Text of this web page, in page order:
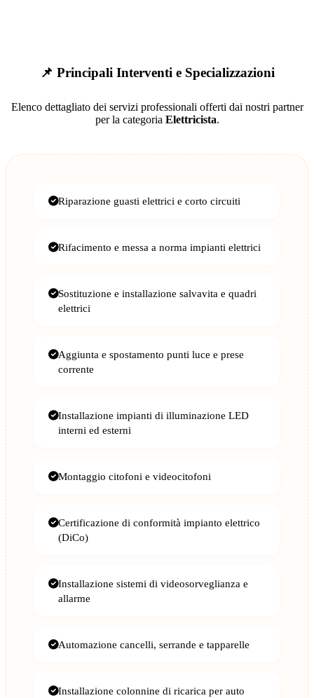
📌 Principali Interventi e Specializzazioni
Elenco dettagliato dei servizi professionali offerti dai nostri partner
per la categoria Elettricista.
Riparazione guasti elettrici e corto circuiti
Rifacimento e messa a norma impianti elettrici
Sostituzione e installazione salvavita e quadri
elettrici
Aggiunta e spostamento punti luce e prese
corrente
Installazione impianti di illuminazione LED
interni ed esterni
Montaggio citofoni e videocitofoni
Certificazione di conformità impianto elettrico
(DiCo)
Installazione sistemi di videosorveglianza e
allarme
Automazione cancelli, serrande e tapparelle
Installazione colonnine di ricarica per auto